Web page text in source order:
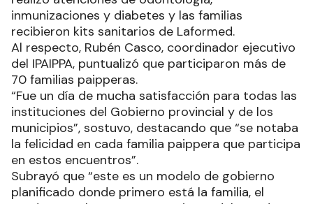
inmunizaciones y diabetes y las familias
recibieron kits sanitarios de Laformed.
Al respecto, Rubén Casco, coordinador ejecutivo
del IPAIPPA, puntualizó que participaron más de
70 familias paipperas.
“Fue un día de mucha satisfacción para todas las
instituciones del Gobierno provincial y de los
municipios”, sostuvo, destacando que “se notaba
la felicidad en cada familia paippera que participa
en estos encuentros”.
Subrayó que “este es un modelo de gobierno
planificado donde primero está la familia, el